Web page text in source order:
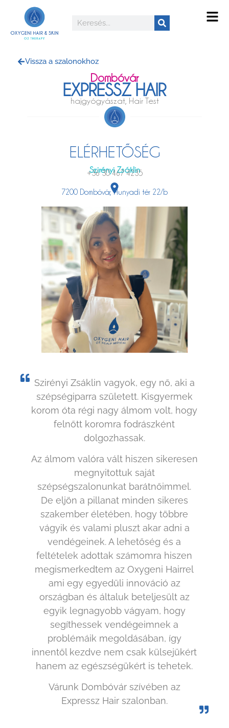
Vissza a szalonokhoz
Dombóvár
EXPRESSZ HAIR
hajgyógyászat, Hair Test
ELÉRHETŐSÉG
Szirényi Zsáklin
+36 30 467 4235
7200 Dombóvár, Hunyadi tér 22/b
Szirényi Zsáklin vagyok, egy nő, aki a
szépségiparra született. Kisgyermek
korom óta régi nagy álmom volt, hogy
felnőtt koromra fodrászként
dolgozhassak.
Az álmom valóra vált hiszen sikeresen
megnyitottuk saját
szépségszalonunkat barátnőimmel.
De eljön a pillanat minden sikeres
szakember életében, hogy többre
vágyik és valami pluszt akar adni a
vendégeinek. A lehetőség és a
feltételek adottak számomra hiszen
megismerkedtem az Oxygeni Hairrel
ami egy egyedüli innováció az
országban és általuk beteljesült az
egyik legnagyobb vágyam, hogy
segíthessek vendégeimnek a
problémáik megoldásában, így
innentől kezdve nem csak külsejükért
hanem az egészségükért is tehetek.
Várunk Dombóvár szívében az
Expressz Hair szalonban.